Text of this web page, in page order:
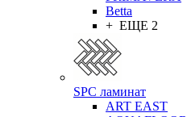
Betta
+ ЕЩЕ 2
SPC ламинат
ART EAST